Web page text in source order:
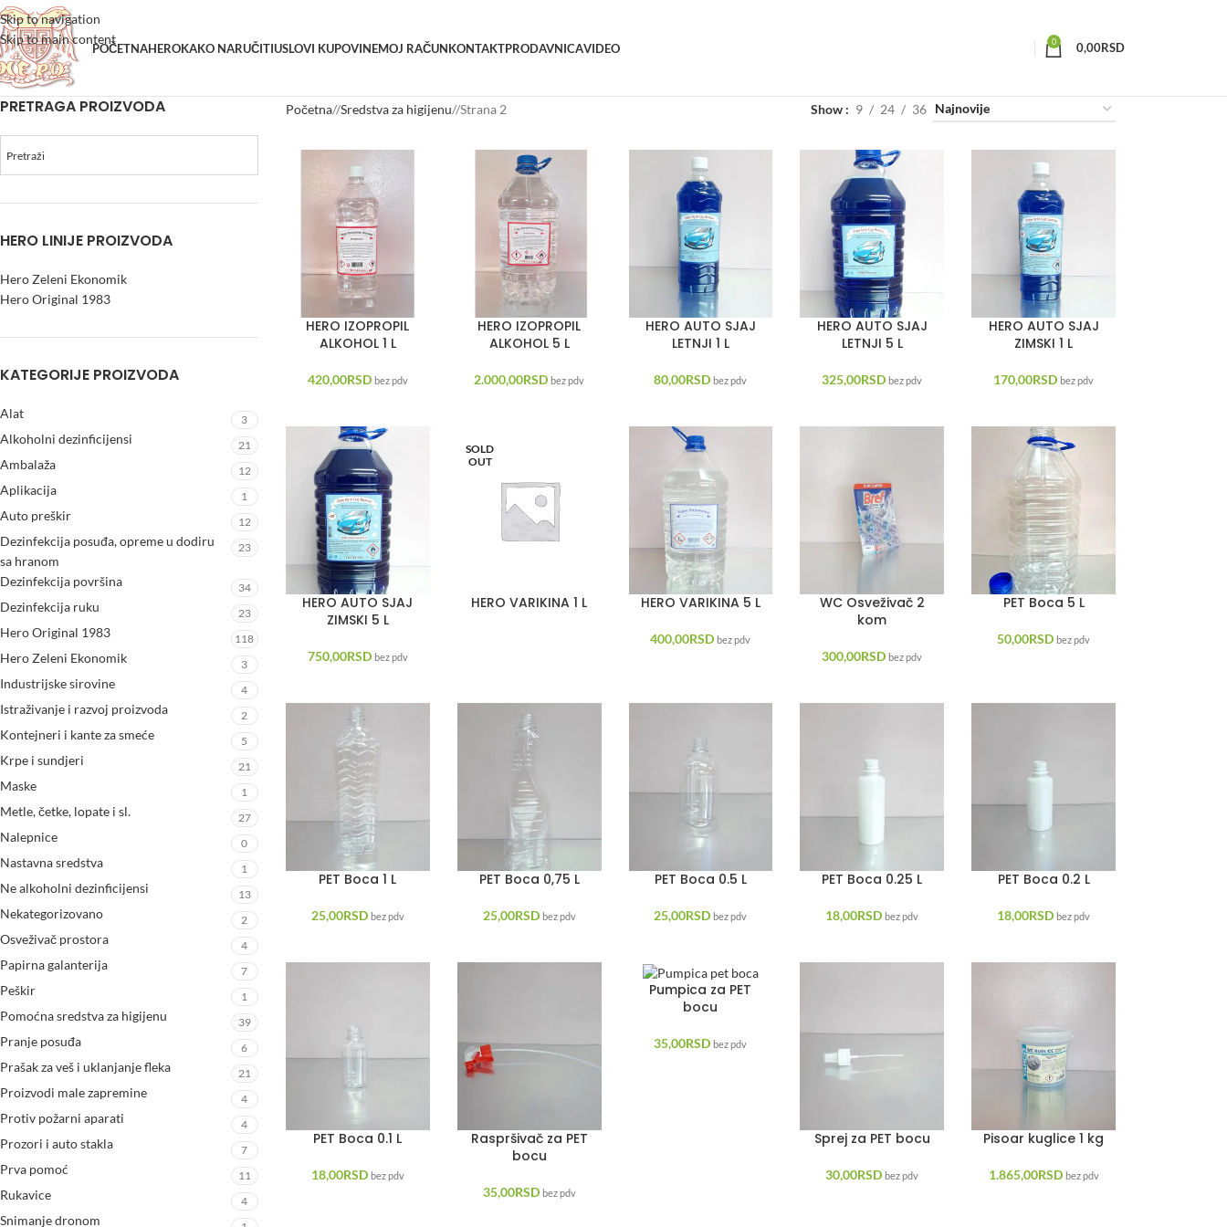
Skip to navigation
Skip to main content
POČETNAHEROKAKO NARUČITIUSLOVI KUPOVINEMOJ RAČUNKONTAKTPRODAVNICAVIDEO 0 0,00RSD
PRETRAGA PROIZVODA
HERO LINIJE PROIZVODA
Hero Zeleni Ekonomik
Hero Original 1983
KATEGORIJE PROIZVODA
Alat 3
Alkoholni dezinficijensi 21
Ambalaža 12
Aplikacija 1
Auto preškir 12
Dezinfekcija posuđa, opreme u dodiru
sa hranom
23
Dezinfekcija površina 34
Dezinfekcija ruku 23
Hero Original 1983 118
Hero Zeleni Ekonomik 3
Industrijske sirovine 4
Istraživanje i razvoj proizvoda 2
Kontejneri i kante za smeće 5
Krpe i sundjeri 21
Maske 1
Metle, četke, lopate i sl. 27
Nalepnice 0
Nastavna sredstva 1
Ne alkoholni dezinficijensi 13
Nekategorizovano 2
Osveživač prostora 4
Papirna galanterija 7
Peškir 1
Pomoćna sredstva za higijenu 39
Pranje posuđa 6
Prašak za veš i uklanjanje fleka 21
Proizvodi male zapremine 4
Protiv požarni aparati 4
Prozori i auto stakla 7
Prva pomoć 11
Rukavice 4
Snimanje dronom
Početna/ Sredstva za higijenu/ Strana 2 Show 9 24 36
HERO IZOPROPIL
ALKOHOL 1 L
420,00RSD bez pdv
HERO IZOPROPIL
ALKOHOL 5 L
2.000,00RSD bez pdv
HERO AUTO SJAJ
LETNJI 1 L
80,00RSD bez pdv
HERO AUTO SJAJ
LETNJI 5 L
325,00RSD bez pdv
HERO AUTO SJAJ
ZIMSKI 1 L
170,00RSD bez pdv
HERO AUTO SJAJ
ZIMSKI 5 L
750,00RSD bez pdv
SOLD
OUT
HERO VARIKINA 1 L HERO VARIKINA 5 L
400,00RSD bez pdv
WC Osveživač 2
kom
300,00RSD bez pdv
PET Boca 5 L
50,00RSD bez pdv
PET Boca 1 L
25,00RSD bez pdv
PET Boca 0,75 L
25,00RSD bez pdv
PET Boca 0.5 L
25,00RSD bez pdv
PET Boca 0.25 L
18,00RSD bez pdv
PET Boca 0.2 L
18,00RSD bez pdv
PET Boca 0.1 L
18,00RSD bez pdv
Raspršivač za PET
bocu
35,00RSD bez pdv
Pumpica za PET
bocu
35,00RSD bez pdv
Sprej za PET bocu
30,00RSD bez pdv
Pisoar kuglice 1 kg
1.865,00RSD bez pdv